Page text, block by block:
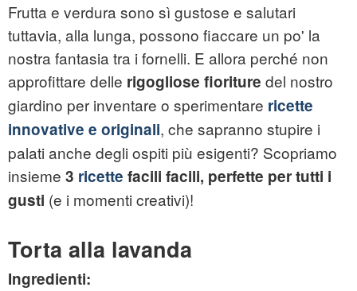
Frutta e verdura sono sì gustose e salutari
tuttavia, alla lunga, possono fiaccare un po' la
nostra fantasia tra i fornelli. E allora perché non
approfittare delle rigogliose fioriture del nostro
giardino per inventare o sperimentare ricette
innovative e originali, che sapranno stupire i
palati anche degli ospiti più esigenti? Scopriamo
insieme 3 ricette facili facili, perfette per tutti i
gusti (e i momenti creativi)!
Torta alla lavanda
Ingredienti: